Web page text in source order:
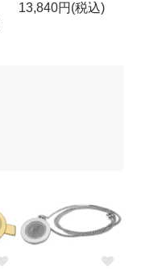
13,840円(税込)